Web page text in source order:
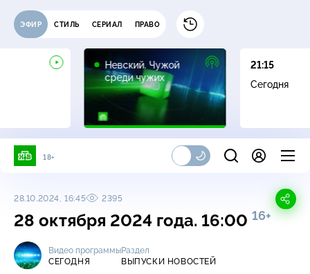
ЭФИР СТИЛЬ СЕРИАЛ ПРАВО
Невский. Чужой
среди чужих
16+
21:15
Сегодня
18+
28.10.2024, 16:45 2395
28 октября 2024 года. 16:00 16+
Видео программы
СЕГОДНЯ
Раздел
ВЫПУСКИ НОВОСТЕЙ